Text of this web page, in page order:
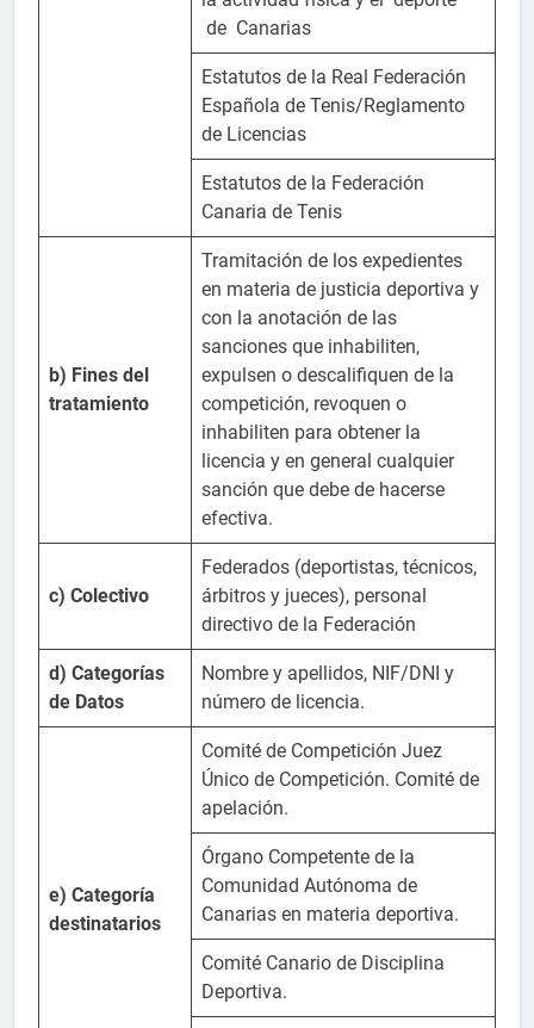
de Canarias
Estatutos de la Real Federación
Española de Tenis/Reglamento
de Licencias
Estatutos de la Federación
Canaria de Tenis
b) Fines del
tratamiento
Tramitación de los expedientes
en materia de justicia deportiva y
con la anotación de las
sanciones que inhabiliten,
expulsen o descalifiquen de la
competición, revoquen o
inhabiliten para obtener la
licencia y en general cualquier
sanción que debe de hacerse
efectiva.
c) Colectivo
Federados (deportistas, técnicos,
árbitros y jueces), personal
directivo de la Federación
d) Categorías
de Datos
Nombre y apellidos, NIF/DNI y
número de licencia.
e) Categoría
destinatarios
Comité de Competición Juez
Único de Competición. Comité de
apelación.
Órgano Competente de la
Comunidad Autónoma de
Canarias en materia deportiva.
Comité Canario de Disciplina
Deportiva.